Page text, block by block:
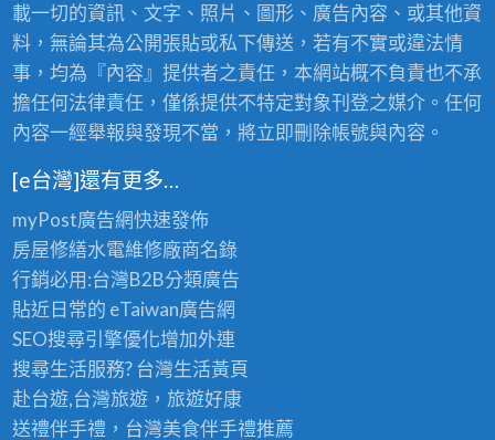
載一切的資訊、文字、照片、圖形、廣告內容、或其他資
料，無論其為公開張貼或私下傳送，若有不實或違法情
事，均為『內容』提供者之責任，本網站概不負責也不承
擔任何法律責任，僅係提供不特定對象刊登之媒介。任何
內容一經舉報與發現不當，將立即刪除帳號與內容。
[e台灣]還有更多…
myPost廣告網快速發佈
房屋修繕水電維修廠商名錄
行銷必用:台灣B2B分類廣告
貼近日常的 eTaiwan廣告網
SEO搜尋引擎優化增加外連
搜尋生活服務? 台灣生活黃頁
赴台遊,台灣旅遊，旅遊好康
送禮伴手禮，台灣美食伴手禮推薦